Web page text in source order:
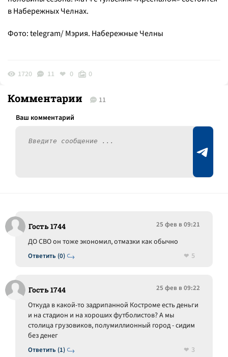
в Набережных Челнах.
Фото: telegram/ Мэрия. Набережные Челны
1720 11 0 0
Комментарии 11
Гость 1744 25 фев в 09:21
Ответить (0)
ДО СВО он тоже экономил, отмазки как обычно
5
Гость 1744 25 фев в 09:22
Ответить (1)
Откуда в какой-то задрипанной Костроме есть деньги
и на стадион и на хороших футболистов? А мы
столица грузовиков, полумиллионный город - сидим
без денег
3